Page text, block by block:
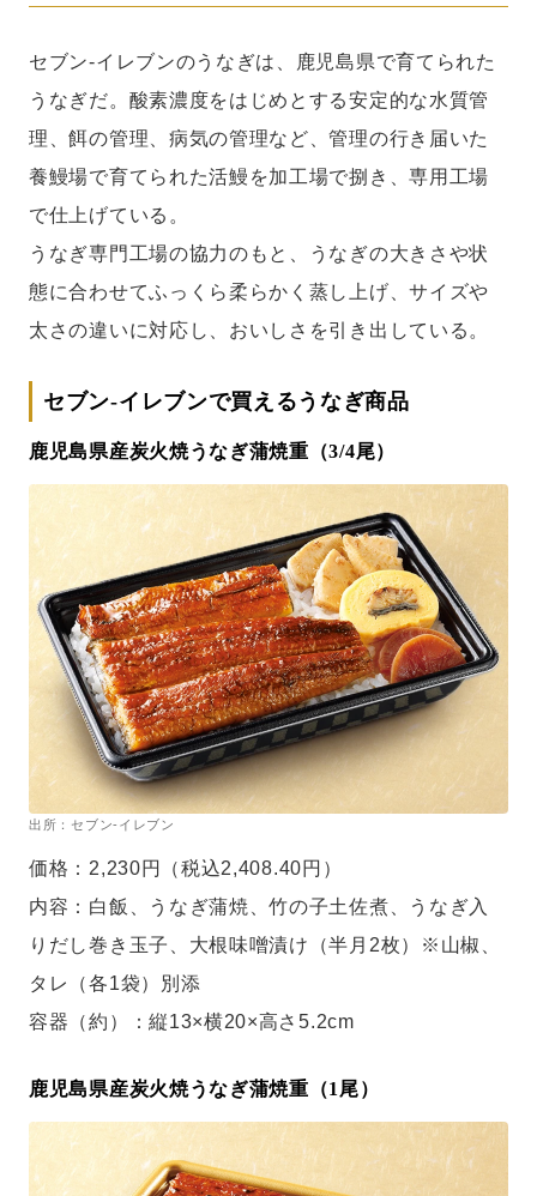
セブン‐イレブンのうなぎは、鹿児島県で育てられた
うなぎだ。酸素濃度をはじめとする安定的な水質管
理、餌の管理、病気の管理など、管理の行き届いた
養鰻場で育てられた活鰻を加工場で捌き、専用工場
で仕上げている。
うなぎ専門工場の協力のもと、うなぎの大きさや状
態に合わせてふっくら柔らかく蒸し上げ、サイズや
太さの違いに対応し、おいしさを引き出している。
セブン-イレブンで買えるうなぎ商品
鹿児島県産炭火焼うなぎ蒲焼重（3/4尾）
出所：セブン-イレブン
価格：2,230円（税込2,408.40円）
内容：白飯、うなぎ蒲焼、竹の子土佐煮、うなぎ入
りだし巻き玉子、大根味噌漬け（半月2枚）※山椒、
タレ（各1袋）別添
容器（約）：縦13×横20×高さ5.2cm
鹿児島県産炭火焼うなぎ蒲焼重（1尾）